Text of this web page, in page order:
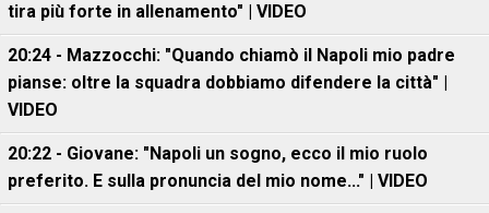
tira più forte in allenamento" | VIDEO
20:24 - Mazzocchi: "Quando chiamò il Napoli mio padre
pianse: oltre la squadra dobbiamo difendere la città" |
VIDEO
20:22 - Giovane: "Napoli un sogno, ecco il mio ruolo
preferito. E sulla pronuncia del mio nome..." | VIDEO